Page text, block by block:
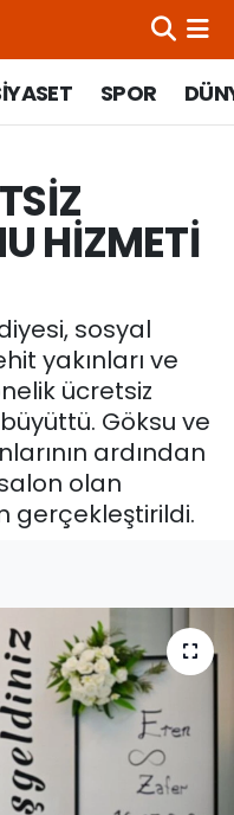
SPOR
HİZMETİ
sosyal
yakınları ve
ücretsiz
Göksu ve
ardından
olan
gerçekleştirildi.
Haritası
ve Fikstür